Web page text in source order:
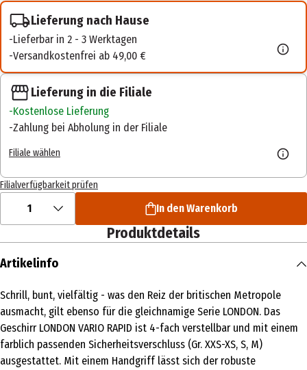
Lieferung nach Hause
Lieferbar in 2 - 3 Werktagen
Versandkostenfrei ab 49,00 €
Lieferung in die Filiale
Kostenlose Lieferung
Zahlung bei Abholung in der Filiale
Filiale wählen
Filialverfügbarkeit prüfen
1 In den Warenkorb
Produktdetails
Artikelinfo
Schrill, bunt, vielfältig - was den Reiz der britischen Metropole
ausmacht, gilt ebenso für die gleichnamige Serie LONDON. Das
Geschirr LONDON VARIO RAPID ist 4-fach verstellbar und mit einem
farblich passenden Sicherheitsverschluss (Gr. XXS-XS, S, M)
ausgestattet. Mit einem Handgriff lässt sich der robuste